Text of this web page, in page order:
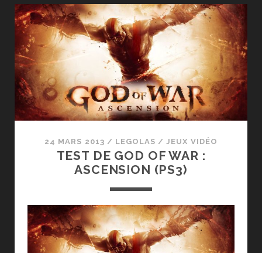
VOLEURS
À
TRAVERS
LE
TEMPS
(
PS3
/
PS
24 MARS 2013 / LEGOLAS /JEUX VIDÉO
TEST DE GOD OF WAR :
ASCENSION (PS3)